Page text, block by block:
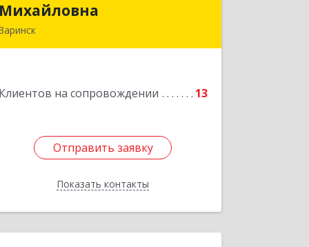
Михайловна
Клиентов на сопровождении 13
Отправить заявку
Показать контакты
Отправить заявку
Назад